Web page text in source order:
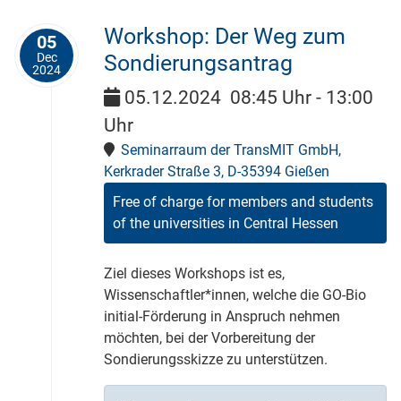
05
Dec
2024
Workshop: Der Weg zum
Sondierungsantrag
05.12.2024 08:45 Uhr - 13:00
Uhr
Seminarraum der TransMIT GmbH,
Kerkrader Straße 3, D-35394 Gießen
Free of charge for members and students
of the universities in Central Hessen
Ziel dieses Workshops ist es,
Wissenschaftler*innen, welche die GO-Bio
initial-Förderung in Anspruch nehmen
möchten, bei der Vorbereitung der
Sondierungsskizze zu unterstützen.